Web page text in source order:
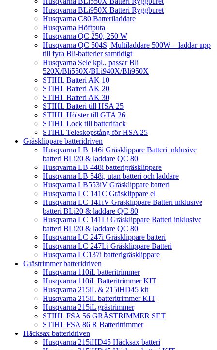
Husqvarna BLi950X Batteri Ryggburet
Husqvarna C80 Batteriladdare
Husqvarna Höftputa
Husqvarna QC 250, 250 W
Husqvarna QC 504S, Multiladdare 500W – laddar upp
till fyra Bli-batterier samtidigt
Husqvarna Sele kpl., passar Bli
520X/Bli550X/BLi940X/Bli950X
STIHL Batteri AK 10
STIHL Batteri AK 20
STIHL Batteri AK 30
STIHL Batteri till HSA 25
STIHL Hölster till GTA 26
STIHL Lock till batterifack
STIHL Teleskopstång för HSA 25
Gräsklippare batteridriven
Husqvarna LB 146i Gräsklippare Batteri inklusive
batteri BLi20 & laddare QC 80
Husqvarna LB 448i batterigräsklippare
Husqvarna LB 548i, utan batteri och laddare
Husqvarna LB553iV Gräsklippare batteri
Husqvarna LC 141C Gräsklippare el
Husqvarna LC 141iV Gräsklippare Batteri inklusive
batteri BLi20 & laddare QC 80
Husqvarna LC 141Li Gräsklippare Batteri inklusive
batteri BLi20 & laddare QC 80
Husqvarna LC 247i Gräsklippare batteri
Husqvarna LC 247Li Gräsklippare Batteri
Husqvarna LC137i batterigräsklippare
Grästrimmer batteridriven
Husqvarna 110iL batteritrimmer
Husqvarna 110iL Batteritrimmer KIT
Husqvarna 215iL & 215iHD45 kit
Husqvarna 215iL batteritrimmer KIT
Husqvarna 215iL grästrimmer
STIHL FSA 56 GRÄSTRIMMER SET
STIHL FSA 86 R Batteritrimmer
Häcksax batteridriven
Husqvarna 215iHD45 Häcksax batteri